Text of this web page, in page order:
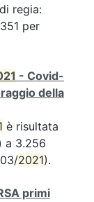
regia:
per
- Covid-
della
è risultata
a 3.256
2021).
primi